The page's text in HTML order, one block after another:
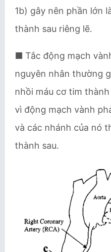
1b) gây nên phần lớn
thành sau riêng lẽ.
■ Tắc động mạch
nguyên nhân thường
nhồi máu cơ tim
vì động mạch vành
và các nhánh của nó
thành sau.